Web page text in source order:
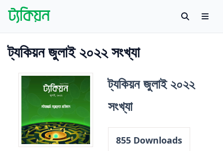
Skip to content
Tachyon
বাংলায় বিজ্ঞান গবেষণায় প্রথম উন্মুক্ত প্ল্যাটফর্ম
ট্যকিয়ন জুলাই ২০২২ সংখ্যা
ট্যকিয়ন জুলাই ২০২২
সংখ্যা
855Downloads